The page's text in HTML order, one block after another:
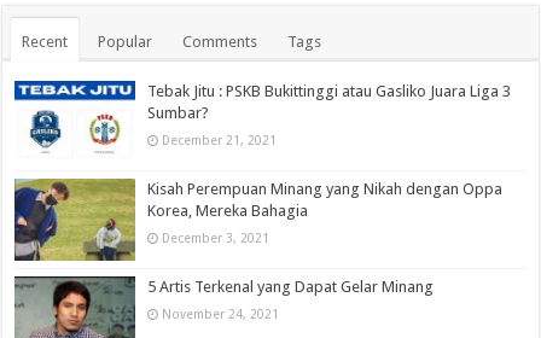
Recent Popular Comments Tags
Tebak Jitu : PSKB Bukittinggi atau Gasliko Juara Liga 3
Sumbar?
December 21, 2021
Kisah Perempuan Minang yang Nikah dengan Oppa
Korea, Mereka Bahagia
December 3, 2021
5 Artis Terkenal yang Dapat Gelar Minang
November 24, 2021